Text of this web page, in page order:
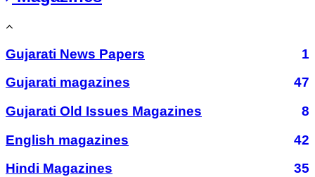
Gujarati News Papers
1
Gujarati magazines
47
Gujarati Old Issues Magazines
8
English magazines
42
Hindi Magazines
35